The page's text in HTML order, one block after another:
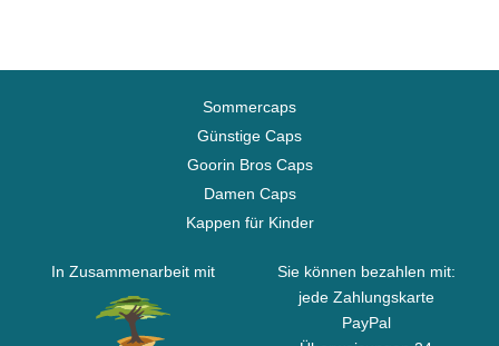
Sommercaps
Günstige Caps
Goorin Bros Caps
Damen Caps
Kappen für Kinder
In Zusammenarbeit mit
Sie können bezahlen mit:
jede Zahlungskarte
PayPal